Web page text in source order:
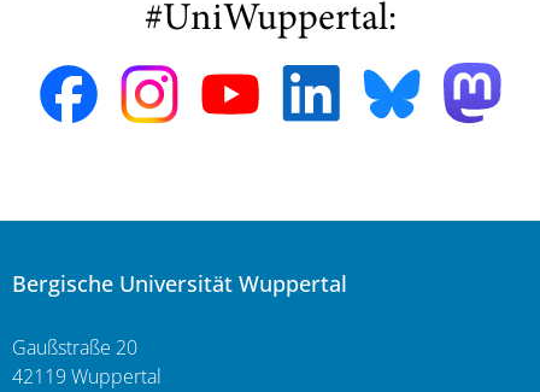
#UniWuppertal:
Bergische Universität Wuppertal
Gaußstraße 20
42119 Wuppertal